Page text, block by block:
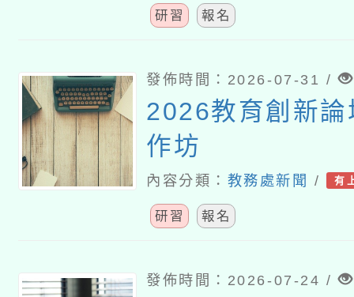
師資增能工作坊
研習 報名
發佈時間：2026-07-31 /
2026教育創新
作坊
內容分類： 教務處新聞 / 有
研習 報名
發佈時間：2026-07-24 /